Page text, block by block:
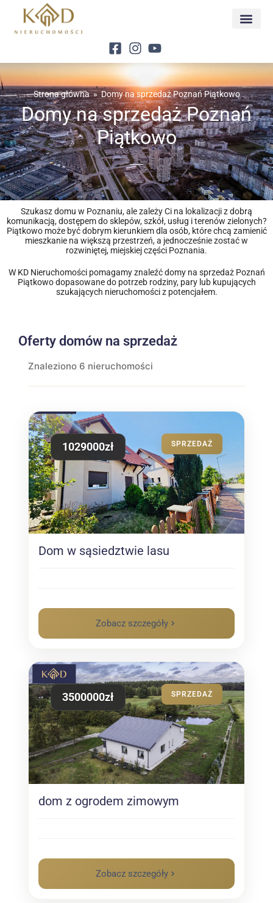
Strona główna » Domy na sprzedaż Poznań Piątkowo
Domy na sprzedaż Poznań
Piątkowo
Szukasz domu w Poznaniu, ale zależy Ci na lokalizacji z dobrą
komunikacją, dostępem do sklepów, szkół, usług i terenów zielonych?
Piątkowo może być dobrym kierunkiem dla osób, które chcą zamienić
mieszkanie na większą przestrzeń, a jednocześnie zostać w
rozwiniętej, miejskiej części Poznania.
W KD Nieruchomości pomagamy znaleźć domy na sprzedaż Poznań
Piątkowo dopasowane do potrzeb rodziny, pary lub kupujących
szukających nieruchomości z potencjałem.
Oferty domów na sprzedaż
Znaleziono 6 nieruchomości
1029000zł SPRZEDAŻ
Dom w sąsiedztwie lasu
Zobacz szczegóły
3500000zł SPRZEDAŻ
dom z ogrodem zimowym
Zobacz szczegóły